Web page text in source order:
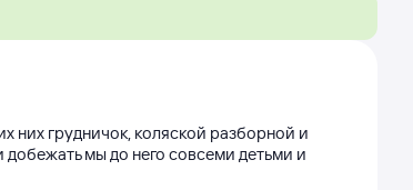
них грудничок, коляской разборной и
добежать мы до него совсеми детьми и